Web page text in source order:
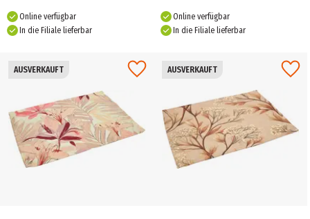
Online verfügbar
In die Filiale lieferbar
Online verfügbar
In die Filiale lieferbar
AUSVERKAUFT AUSVERKAUFT